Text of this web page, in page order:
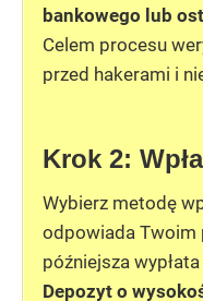
bankowego lub
Celem procesu
przed hakerami i
Krok 2:
Wybierz metodę
odpowiada Twoim
późniejsza
Depozyt o